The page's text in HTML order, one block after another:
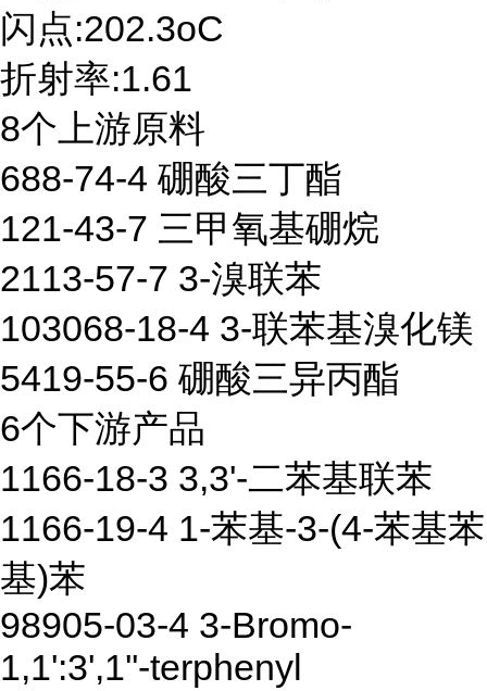
闪点:202.3oC
折射率:1.61
8个上游原料
688-74-4 硼酸三丁酯
121-43-7 三甲氧基硼烷
2113-57-7 3-溴联苯
103068-18-4 3-联苯基溴化镁
5419-55-6 硼酸三异丙酯
6个下游产品
1166-18-3 3,3'-二苯基联苯
1166-19-4 1-苯基-3-(4-苯基苯
基)苯
98905-03-4 3-Bromo-
1,1':3',1''-terphenyl